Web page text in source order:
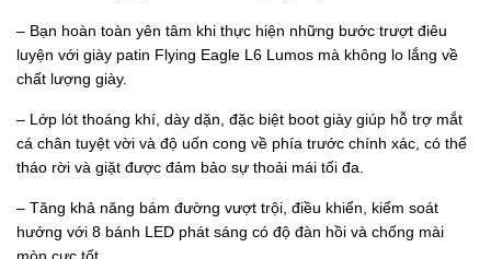
– Bạn hoàn toàn yên tâm khi thực hiện những bước trượt điêu
luyện với giày patin Flying Eagle L6 Lumos mà không lo lắng về
chất lượng giày.
– Lớp lót thoáng khí, dày dặn, đặc biệt boot giày giúp hỗ trợ mắt
cá chân tuyệt vời và độ uốn cong về phía trước chính xác, có thể
tháo rời và giặt được đảm bảo sự thoải mái tối đa.
– Tăng khả năng bám đường vượt trội, điều khiển, kiểm soát
hướng với 8 bánh LED phát sáng có độ đàn hồi và chống mài
mòn cực tốt.